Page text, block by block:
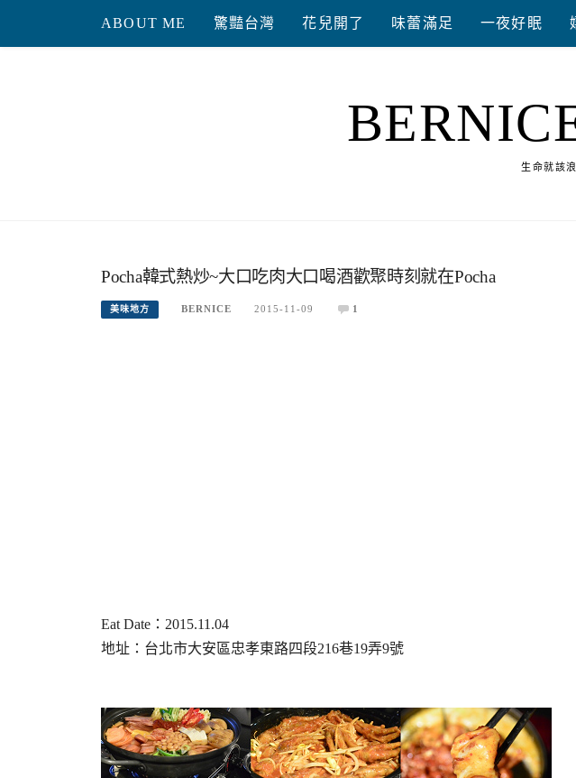
content
ABOUT ME 驚豔台灣 花兒開了 味蕾滿足 一夜好眠
生命就該
Pocha韓式熱炒~大口吃肉大口喝酒歡聚時刻就在Pocha
美味地方 BERNICE 2015-11-09 1
Eat Date：2015.11.04
地址：台北市大安區忠孝東路四段216巷19弄9號